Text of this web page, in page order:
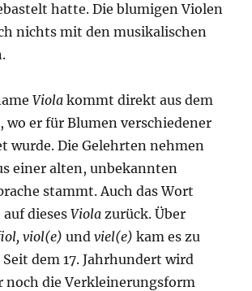
hatte. Die blumigen Violen
nichts mit den musikalischen
Viola kommt direkt aus dem
wo er für Blumen verschiedener
wurde. Die Gelehrten nehmen
einer alten, unbekannten
stammt. Auch das Wort
auf diesesViola zurück. Über
viol(e) undviel(e) kam es zu
Seit dem 17. Jahrhundert wird
noch die Verkleinerungsform